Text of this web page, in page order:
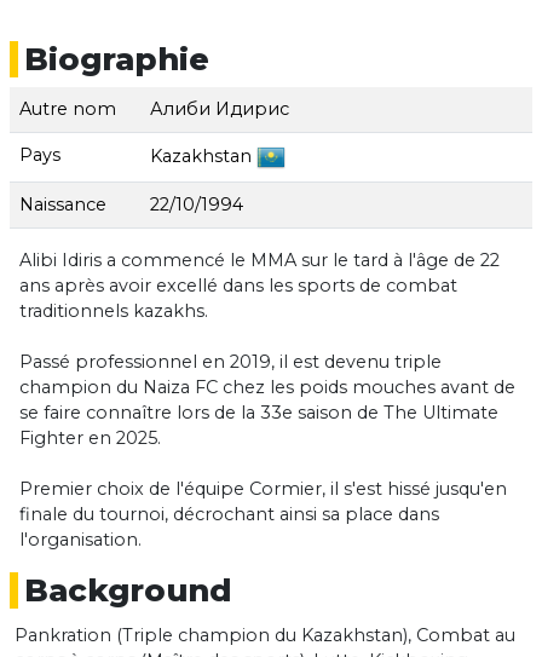
Biographie
Autre nom Алиби Идирис
Pays Kazakhstan
Naissance 22/10/1994
Alibi Idiris a commencé le MMA sur le tard à l'âge de 22
ans après avoir excellé dans les sports de combat
traditionnels kazakhs.
Passé professionnel en 2019, il est devenu triple
champion du Naiza FC chez les poids mouches avant de
se faire connaître lors de la 33e saison de The Ultimate
Fighter en 2025.
Premier choix de l'équipe Cormier, il s'est hissé jusqu'en
finale du tournoi, décrochant ainsi sa place dans
l'organisation.
Background
Pankration (Triple champion du Kazakhstan), Combat au